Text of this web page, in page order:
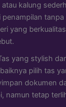
kalung
penampilan
yang
yang stylish
pilih tas
dokumen
namun tetap